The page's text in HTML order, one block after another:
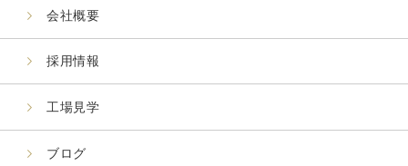
会社概要
採用情報
工場見学
ブログ